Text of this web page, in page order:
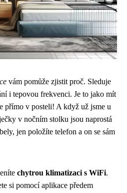
vám pomůže zjistit proč. Sleduje
i tepovou frekvenci. Je to jako mít
přímo v posteli! A když už jsme u
v nočním stolku jsou naprostá
jen položíte telefon a on se sám
chytrou klimatizaci s WiFi.
si pomocí aplikace předem